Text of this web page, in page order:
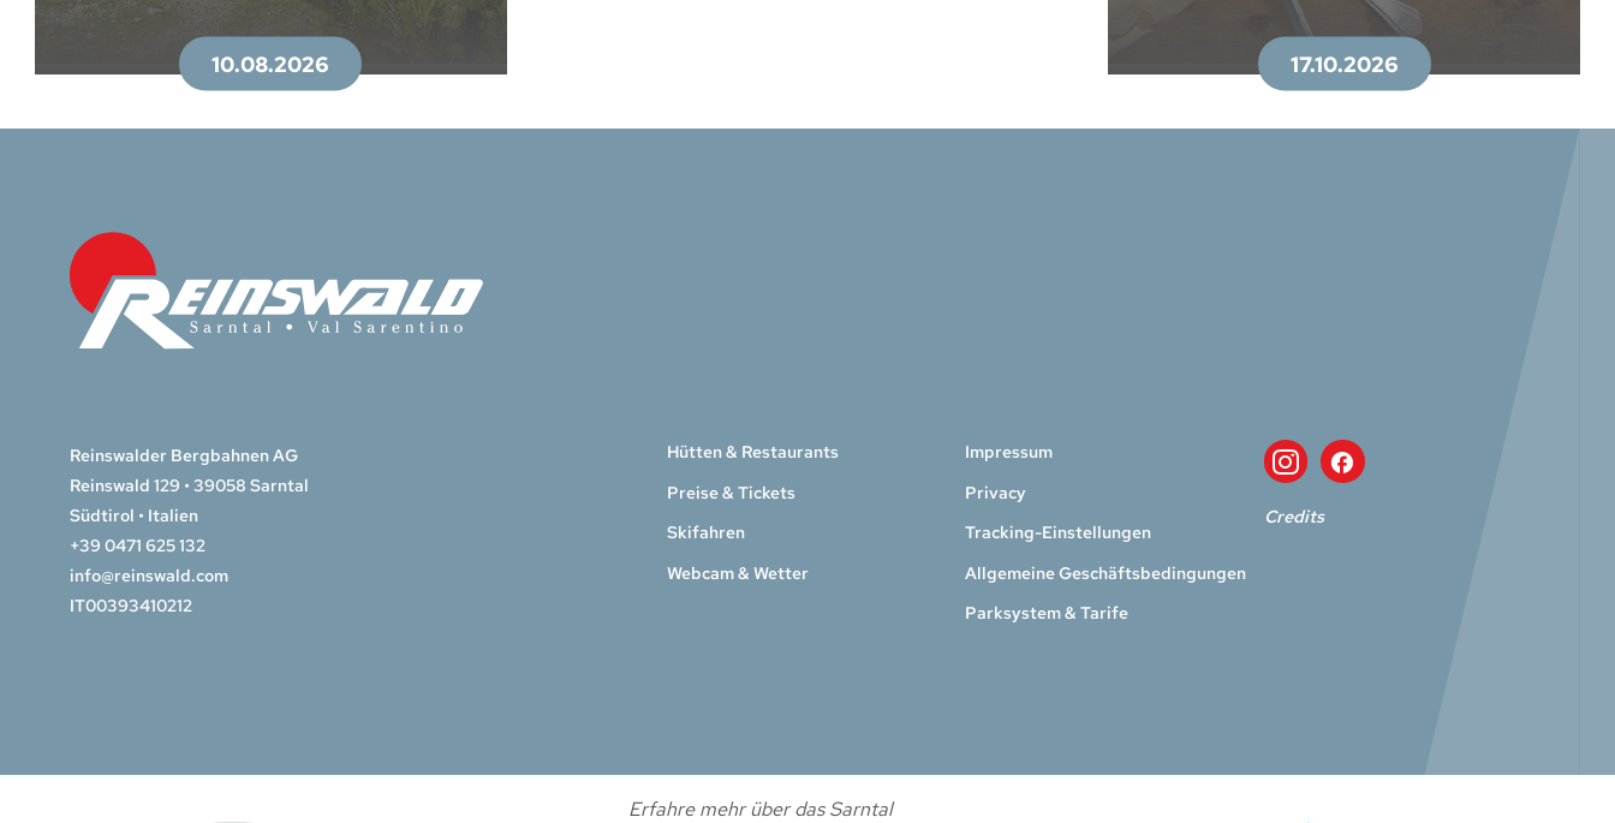
10.08.2026 17.10.2026
Reinswalder Bergbahnen AG
Reinswald 129 • 39058 Sarntal
Südtirol • Italien
+39 0471 625 132
info@reinswald.com
IT00393410212
Hütten & Restaurants
Preise & Tickets
Skifahren
Webcam & Wetter
Impressum
Privacy
Tracking-Einstellungen
Allgemeine Geschäftsbedingungen
Parksystem & Tarife
Credits
Erfahre mehr über das Sarntal